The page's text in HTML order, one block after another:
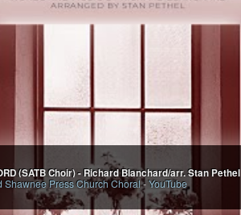
(SATB Choir) - Richard Blanchard/arr. Stan Pethel
Shawnee Press Church Choral-YouTube